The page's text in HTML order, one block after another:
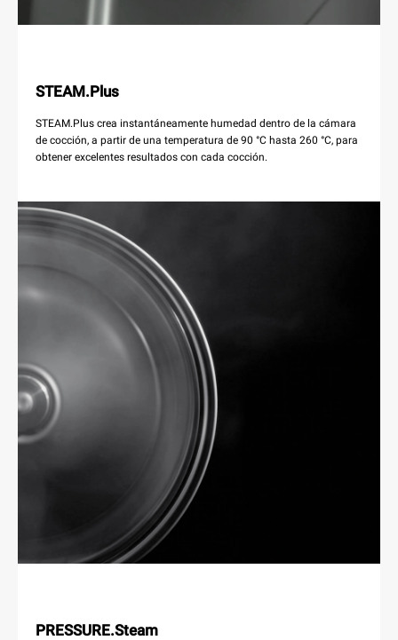
STEAM.Plus
STEAM.Plus crea instantáneamente humedad dentro de la cámara
de cocción, a partir de una temperatura de 90 °C hasta 260 °C, para
obtener excelentes resultados con cada cocción.
PRESSURE.Steam